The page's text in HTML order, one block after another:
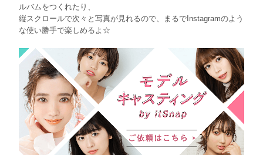
ルバムをつくれたり、
縦スクロールで次々と写真が見れるので、まるでInstagramのよう
な使い勝手で楽しめるよ☆